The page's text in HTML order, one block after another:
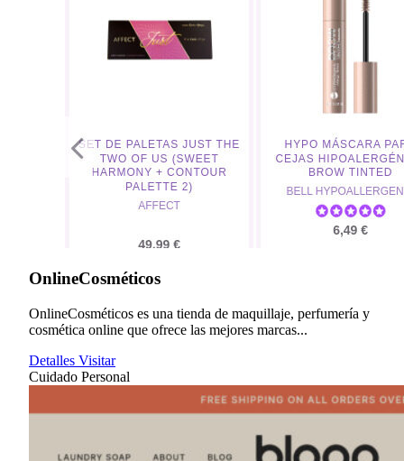
OnlineCosméticos
OnlineCosméticos es una tienda de maquillaje, perfumería y
cosmética online que ofrece las mejores marcas...
Detalles Visitar
Cuidado Personal